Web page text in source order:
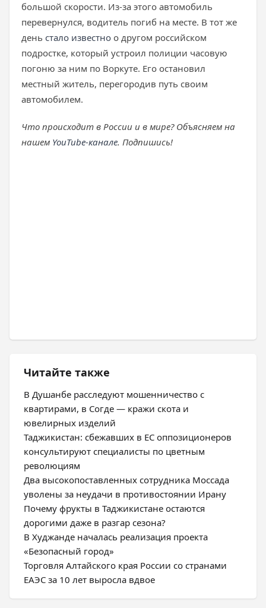
большой скорости. Из-за этого автомобиль
перевернулся, водитель погиб на месте. В тот же
день стало известно о другом российском
подростке, который устроил полиции часовую
погоню за ним по Воркуте. Его остановил
местный житель, перегородив путь своим
автомобилем.
Что происходит в России и в мире? Объясняем на
нашем YouTube-канале. Подпишись!
Читайте также
В Душанбе расследуют мошенничество с
квартирами, в Согде — кражи скота и
ювелирных изделий
Таджикистан: сбежавших в ЕС оппозиционеров
консультируют специалисты по цветным
революциям
Два высокопоставленных сотрудника Моссада
уволены за неудачи в противостоянии Ирану
Почему фрукты в Таджикистане остаются
дорогими даже в разгар сезона?
В Худжанде началась реализация проекта
«Безопасный город»
Торговля Алтайского края России со странами
ЕАЭС за 10 лет выросла вдвое